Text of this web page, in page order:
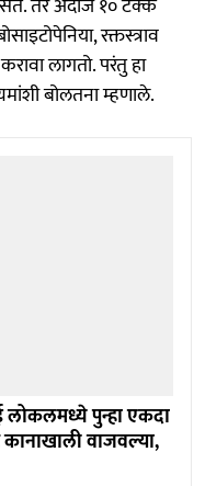
तर अंदाजे १० टक्के
रक्तस्त्राव
लागतो. परंतु हा
बोलतना म्हणाले.
पुन्हा एकदा
वाजवल्या,